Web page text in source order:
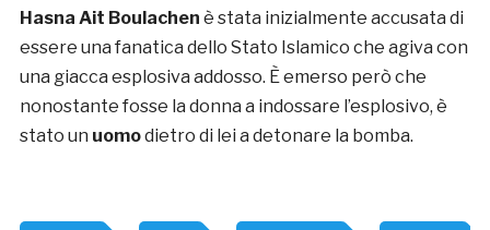
Hasna Ait Boulachen è stata inizialmente accusata di
essere una fanatica dello Stato Islamico che agiva con
una giacca esplosiva addosso. È emerso però che
nonostante fosse la donna a indossare l’esplosivo, è
stato un uomodietro di lei a detonare la bomba.